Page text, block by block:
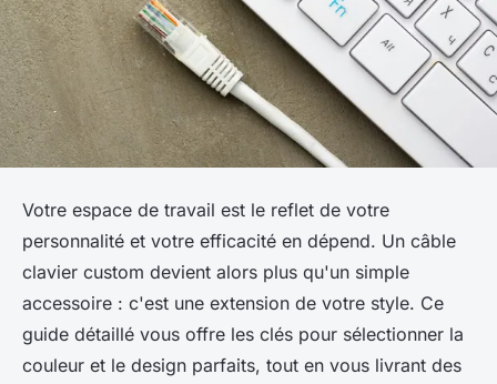
Votre espace de travail est le reflet de votre
personnalité et votre efficacité en dépend. Un câble
clavier custom devient alors plus qu'un simple
accessoire : c'est une extension de votre style. Ce
guide détaillé vous offre les clés pour sélectionner la
couleur et le design parfaits, tout en vous livrant des